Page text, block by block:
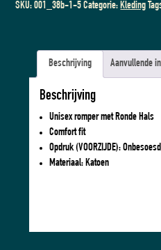
SKU:001_38b-1-5 Categorie:Kleding
Beschrijving Aanvullende
Beschrijving
Unisex romper met Ronde Hals
Comfort fit
Opdruk (VOORZIJDE):
Materiaal: Katoen